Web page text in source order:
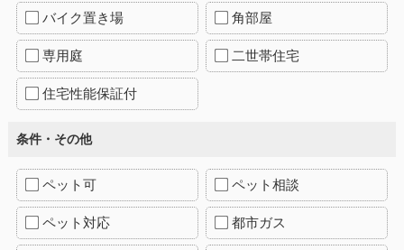
バイク置き場 角部屋
専用庭 二世帯住宅
住宅性能保証付
条件・その他
ペット可 ペット相談
ペット対応 都市ガス